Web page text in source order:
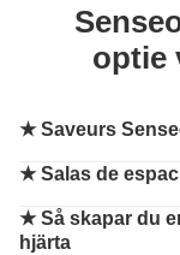
optie
★Saveurs
★Salas de
★Så skapar du
hjärta